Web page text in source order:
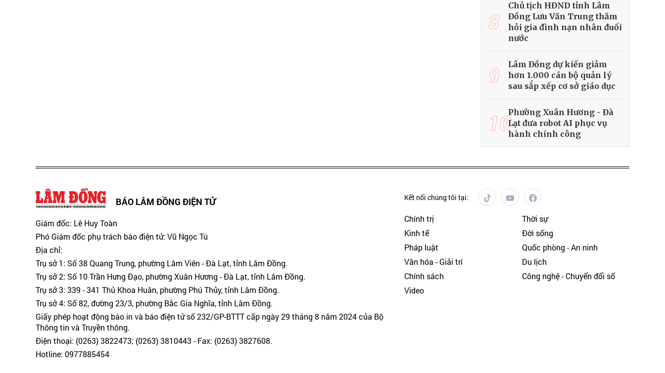
8
Chủ tịch HĐND tỉnh Lâm
Đồng Lưu Văn Trung thăm
hỏi gia đình nạn nhân đuối
nước
9
Lâm Đồng dự kiến giảm
hơn 1.000 cán bộ quản lý
sau sắp xếp cơ sở giáo dục
10Phường Xuân Hương - Đà
Lạt đưa robot AI phục vụ
hành chính công
BÁO LÂM ĐỒNG ĐIỆN TỬ
Giám đốc: Lê Huy Toàn
Phó Giám đốc phụ trách báo điện tử: Vũ Ngọc Tú
Địa chỉ:
Trụ sở 1: Số 38 Quang Trung, phường Lâm Viên - Đà Lạt, tỉnh Lâm Đồng.
Trụ sở 2: Số 10 Trần Hưng Đạo, phường Xuân Hương - Đà Lạt, tỉnh Lâm Đồng.
Trụ sở 3: 339 - 341 Thủ Khoa Huân, phường Phú Thủy, tỉnh Lâm Đồng.
Trụ sở 4: Số 82, đường 23/3, phường Bắc Gia Nghĩa, tỉnh Lâm Đồng.
Giấy phép hoạt động báo in và báo điện tử số 232/GP-BTTT cấp ngày 29 tháng 8 năm 2024 của Bộ
Thông tin và Truyền thông.
Điện thoại: (0263) 3822473; (0263) 3810443 - Fax: (0263) 3827608.
Hotline: 0977885454
Kết nối chúng tôi tại:
Chính trị
Thời sự
Kinh tế
Đời sống
Pháp luật
Quốc phòng - An ninh
Văn hóa - Giải trí
Du lịch
Chính sách
Công nghệ - Chuyển đổi số
Video